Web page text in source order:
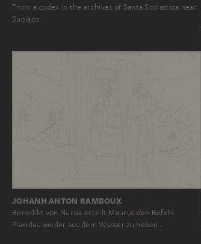
From a codex in the archives of Santa Scolastica near
Subiaco
JOHANN ANTON RAMBOUX
Benedikt von Nursia erteilt Maurus den Befehl
Placidus wieder aus dem Wasser zu heben…